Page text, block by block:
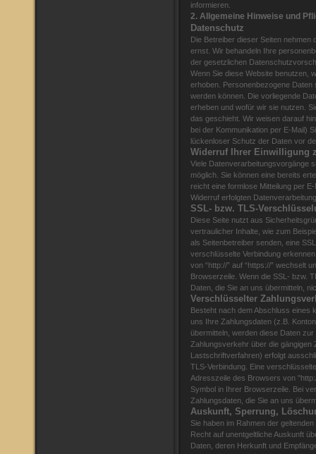
informieren.
2. Allgemeine Hinweise und
Datenschutz
Die Betreiber dieser Seiten
ernst. Wir behandeln Ihre
der gesetzlichen
Wenn Sie diese Website benutzen,
erhoben. Personenbezogene Daten
werden können. Die vorliegende
erheben und wofür wir sie nutzen.
das geschieht. Wir weisen darauf
bei der Kommunikation per E-Mail)
lückenloser Schutz der Daten vor
Widerruf Ihrer Einwilligung
Viele Datenverarbeitungsvorgänge
möglich. Sie können eine bereits
reicht eine formlose Mitteilung per
Widerruf erfolgten
SSL- bzw. TLS-
Diese Seite nutzt aus
vertraulicher Inhalte, wie zum
als Seitenbetreiber senden, eine
verschlüsselte Verbindung
von “http://” auf “https://” wechselt
Browserzeile. Wenn die SSL- bzw.
Daten, die Sie an uns übermitteln,
Verschlüsselter
Besteht nach dem Abschluss eines
uns Ihre Zahlungsdaten (z.B.
übermitteln, werden diese Daten
Zahlungsverkehr über die gängigen
Lastschriftverfahren) erfolgt
TLS-Verbindung. Eine
Adresszeile des Browsers von
Symbol in Ihrer Browserzeile. Bei
Zahlungsdaten, die Sie an uns
Auskunft, Sperrung,
Sie haben im Rahmen der
Recht auf unentgeltliche Auskunft
Daten, deren Herkunft und